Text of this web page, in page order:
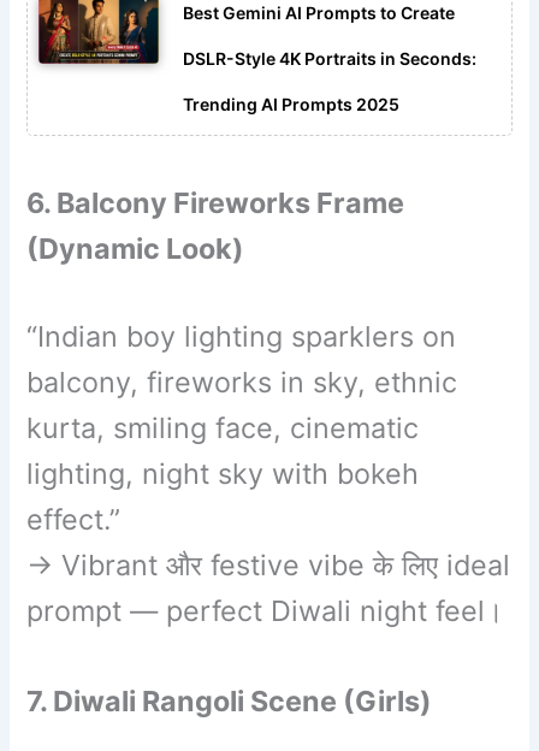
Best Gemini AI Prompts to Create
DSLR-Style 4K Portraits in Seconds:
Trending AI Prompts 2025
6. Balcony Fireworks Frame
(Dynamic Look)
“Indian boy lighting sparklers on
balcony, fireworks in sky, ethnic
kurta, smiling face, cinematic
lighting, night sky with bokeh
effect.”
→ Vibrant और festive vibe के लिए ideal
prompt — perfect Diwali night feel।
7. Diwali Rangoli Scene (Girls)